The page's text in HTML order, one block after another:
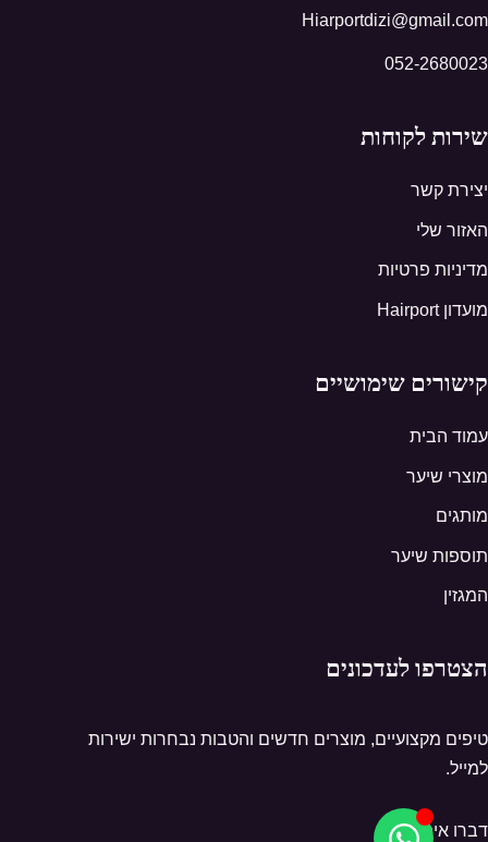
Hiarportdizi@gmail.com
052-2680023
שירות לקוחות
יצירת קשר
האזור שלי
מדיניות פרטיות
מועדון Hairport
קישורים שימושיים
עמוד הבית
מוצרי שיער
מותגים
תוספות שיער
המגזין
הצטרפו לעדכונים
טיפים מקצועיים, מוצרים חדשים והטבות נבחרות ישירות
למייל.
דברו איתנו